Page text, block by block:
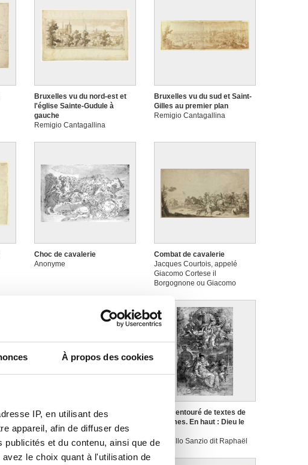
À propos des cookies
IP, en utilisant des
appareil, afin de diffuser des
et du contenu, ainsi que de
le choix quant à l'utilisation de
Bruxelles vu du nord-est et
l'église Sainte-Gudule à
gauche
Remigio Cantagallina
Bruxelles vu du sud et Saint-
Gilles au premier plan
Remigio Cantagallina
Choc de cavalerie
Anonyme
Combat de cavalerie
Jacques Courtois, appelé
Giacomo Cortese il
Borgognone ou Giacomo
de
Curistes près de la source de
Remigio Cantagallina
David entouré de textes de
psaumes. En haut : Dieu le
Raffaello Sanzio dit Raphaël